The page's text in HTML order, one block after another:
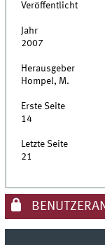
Veröffentlicht
Jahr
2007
Herausgeber
Hompel, M.
Erste Seite
14
Letzte Seite
21